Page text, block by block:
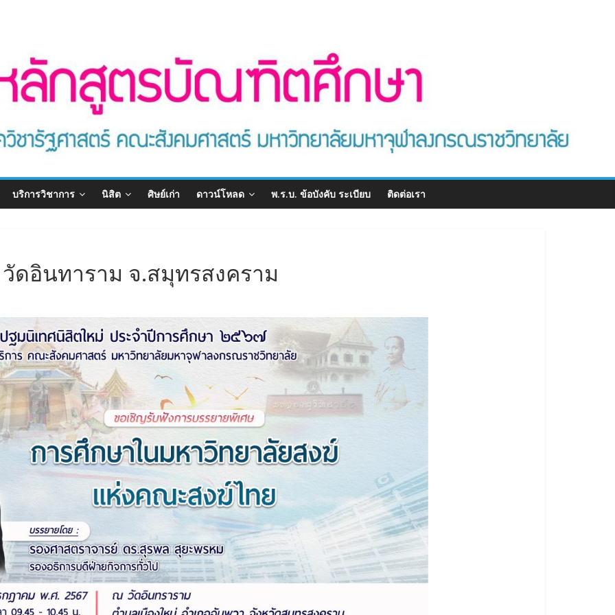
บริการวิชาการ นิสิต ศิษย์เก่า ดาวน์โหลด พ.ร.บ. ข้อบังคับ ระเบียบ ติดต่อเรา
ดอินทาราม จ.สมุทรสงคราม